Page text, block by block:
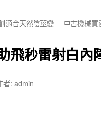
適合天然陰莖變
中古機械買
飛秒雷射白內
者: admin